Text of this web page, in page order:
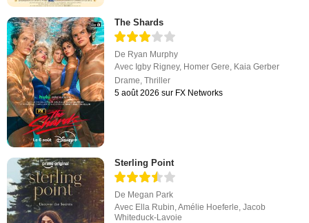
The Shards
De Ryan Murphy
Avec Igby Rigney, Homer Gere, Kaia Gerber
Drame,Thriller
5 août 2026 sur FX Networks
Sterling Point
De Megan Park
Avec Ella Rubin ,Amélie Hoeferle ,Jacob
Whiteduck-Lavoie